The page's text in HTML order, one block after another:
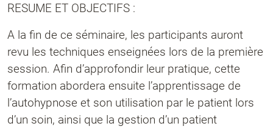
RESUME ET OBJECTIFS :
A la fin de ce séminaire, les participants auront
revu les techniques enseignées lors de la première
session. Afin d’approfondir leur pratique, cette
formation abordera ensuite l’apprentissage de
l’autohypnose et son utilisation par le patient lors
d’un soin, ainsi que la gestion d’un patient